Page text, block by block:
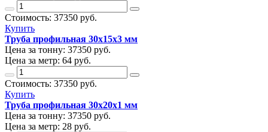
Стоимость: 37350 руб.
Купить
Труба профильная 30х15х3 мм
Цена за тонну: 37350 руб.
Цена за метр: 64 руб.
Стоимость: 37350 руб.
Купить
Труба профильная 30х20х1 мм
Цена за тонну: 37350 руб.
Цена за метр: 28 руб.